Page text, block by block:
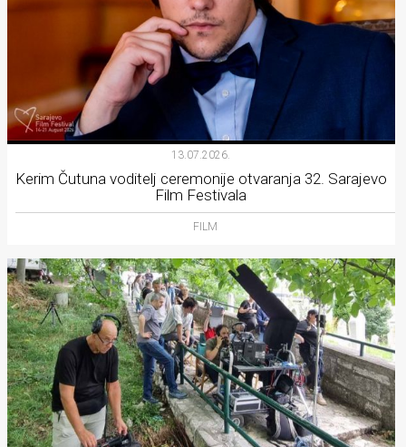
13.07.2026.
Kerim Čutuna voditelj ceremonije otvaranja 32. Sarajevo
Film Festivala
FILM